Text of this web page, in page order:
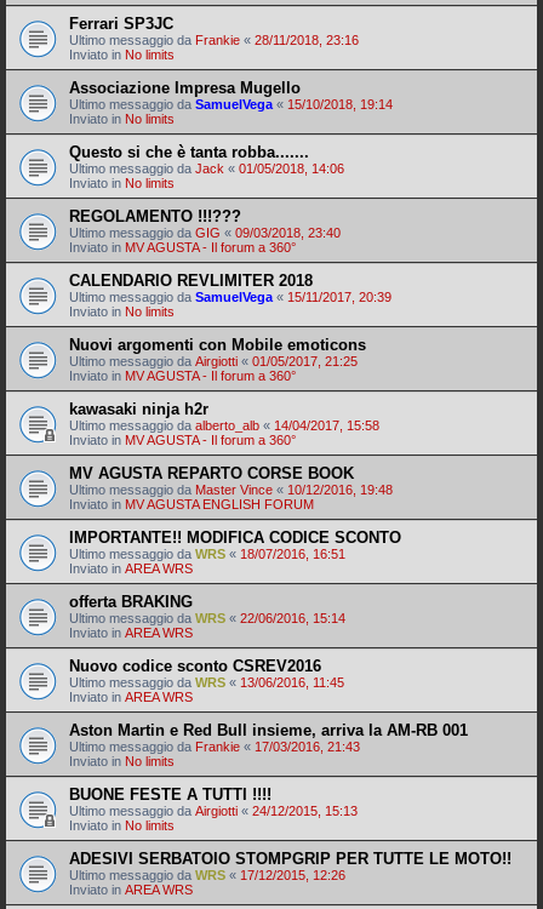
Ferrari SP3JC
Ultimo messaggio da Frankie « 28/11/2018, 23:16
Inviato in No limits
Associazione Impresa Mugello
Ultimo messaggio da SamuelVega« 15/10/2018, 19:14
Inviato in No limits
Questo si che è tanta robba.......
Ultimo messaggio da Jack « 01/05/2018, 14:06
Inviato in No limits
REGOLAMENTO !!!???
Ultimo messaggio da GIG « 09/03/2018, 23:40
Inviato in MV AGUSTA - Il forum a 360°
CALENDARIO REVLIMITER 2018
Ultimo messaggio da SamuelVega« 15/11/2017, 20:39
Inviato in No limits
Nuovi argomenti con Mobile emoticons
Ultimo messaggio da Airgiotti « 01/05/2017, 21:25
Inviato in MV AGUSTA - Il forum a 360°
kawasaki ninja h2r
Ultimo messaggio da alberto_alb « 14/04/2017, 15:58
Inviato in MV AGUSTA - Il forum a 360°
MV AGUSTA REPARTO CORSE BOOK
Ultimo messaggio da Master Vince « 10/12/2016, 19:48
Inviato in MV AGUSTA ENGLISH FORUM
IMPORTANTE!! MODIFICA CODICE SCONTO
Ultimo messaggio da WRS « 18/07/2016, 16:51
Inviato in AREA WRS
offerta BRAKING
Ultimo messaggio da WRS « 22/06/2016, 15:14
Inviato in AREA WRS
Nuovo codice sconto CSREV2016
Ultimo messaggio da WRS « 13/06/2016, 11:45
Inviato in AREA WRS
Aston Martin e Red Bull insieme, arriva la AM-RB 001
Ultimo messaggio da Frankie « 17/03/2016, 21:43
Inviato in No limits
BUONE FESTE A TUTTI !!!!
Ultimo messaggio da Airgiotti « 24/12/2015, 15:13
Inviato in No limits
ADESIVI SERBATOIO STOMPGRIP PER TUTTE LE MOTO!!
Ultimo messaggio da WRS « 17/12/2015, 12:26
Inviato in AREA WRS